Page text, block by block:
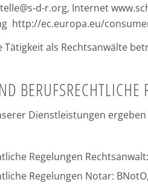
d-r.org, Internet
http://ec.europa.eu/
Tätigkeit als Rechtsanwälte
BERUFSRECHTLICHE
Dienstleistungen
Regelungen Rechtsanwalt:
Regelungen Notar: